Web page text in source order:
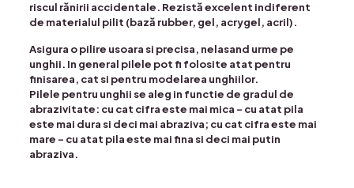
riscul rănirii accidentale. Rezistă excelent indiferent
de materialul pilit (bază rubber, gel, acrygel, acril).
Asigura o pilire usoara si precisa, nelasand urme pe
unghii. In general pilele pot fi folosite atat pentru
finisarea, cat si pentru modelarea unghiilor.
Pilele pentru unghii se aleg in functie de gradul de
abrazivitate: cu cat cifra este mai mica – cu atat pila
este mai dura si deci mai abraziva; cu cat cifra este mai
mare – cu atat pila este mai fina si deci mai putin
abraziva.